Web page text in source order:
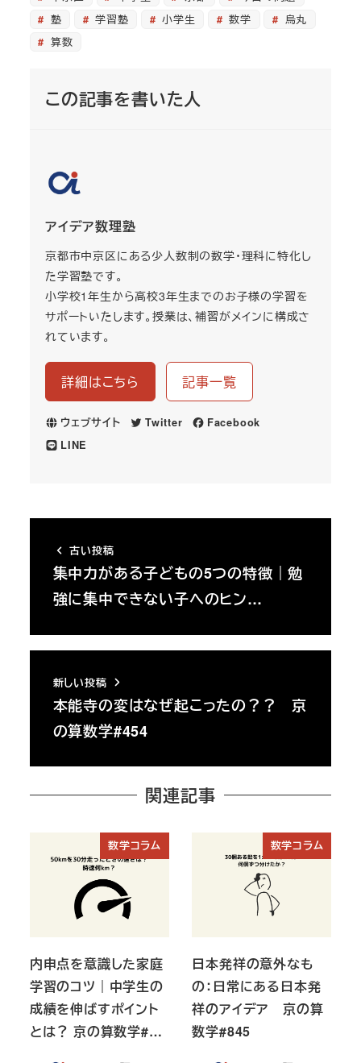
塾
学習塾 小学生 数学
烏丸
算数
この記事を書いた人
アイデア数理塾
京都市中京区にある少人数制の数学・理科に特化し
た学習塾です。
小学校1年生から高校3年生までのお子様の学習を
サポートいたします。授業は、補習がメインに構成さ
れています。
詳細はこちら 記事一覧
ウェブサイト Twitter
Facebook
LINE
古い投稿
集中力がある子どもの5つの特徴｜勉
強に集中できない子へのヒン…
新しい投稿
本能寺の変はなぜ起こったの？？ 京
の算数学#454
関連記事
数学コラム
内申点を意識した家庭
学習のコツ｜中学生の
成績を伸ばすポイント
とは？ 京の算数学#…
数学コラム
日本発祥の意外なも
の：日常にある日本発
祥のアイデア 京の算
数学#845